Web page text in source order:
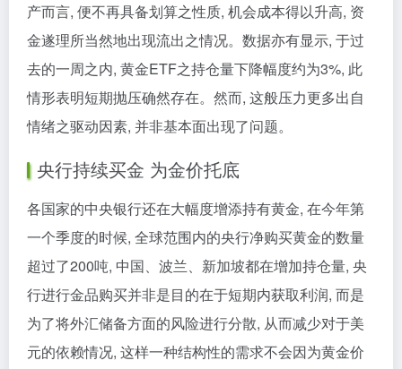
产而言, 便不再具备划算之性质, 机会成本得以升高, 资
金遂理所当然地出现流出之情况。数据亦有显示, 于过
去的一周之内, 黄金ETF之持仓量下降幅度约为3%, 此
情形表明短期抛压确然存在。然而, 这般压力更多出自
情绪之驱动因素, 并非基本面出现了问题。
央行持续买金 为金价托底
各国家的中央银行还在大幅度增添持有黄金, 在今年第
一个季度的时候, 全球范围内的央行净购买黄金的数量
超过了200吨, 中国、波兰、新加坡都在增加持仓量, 央
行进行金品购买并非是目的在于短期内获取利润, 而是
为了将外汇储备方面的风险进行分散, 从而减少对于美
元的依赖情况, 这样一种结构性的需求不会因为黄金价